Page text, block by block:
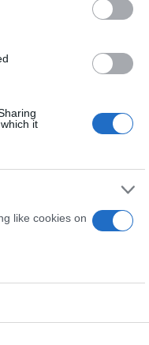
it
like cookies on